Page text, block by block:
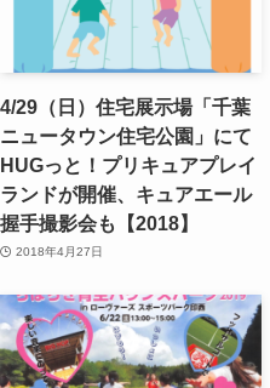
4/29（日）住宅展示場「千葉
ニュータウン住宅公園」にて
HUGっと！プリキュアプレイ
ランドが開催、キュアエール
握手撮影会も【2018】
2018年4月27日